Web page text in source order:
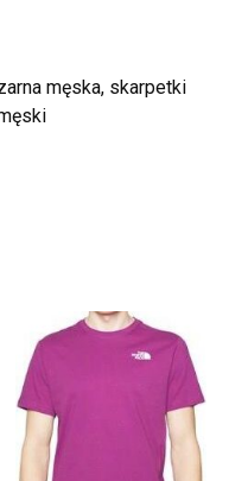
męska, skarpetki